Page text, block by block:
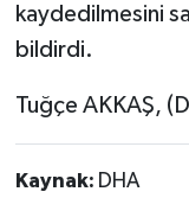
kaydedilmesini
bildirdi.
Tuğçe AKKAŞ,
Kaynak: DHA